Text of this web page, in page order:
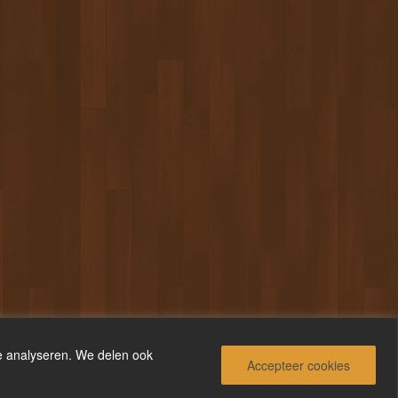
We delen ook
Accepteer cookies